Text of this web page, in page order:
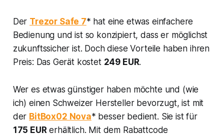
Der Trezor Safe 7* hat eine etwas einfachere
Bedienung und ist so konzipiert, dass er möglichst
zukunftssicher ist. Doch diese Vorteile haben ihren
Preis: Das Gerät kostet 249 EUR.
Wer es etwas günstiger haben möchte und (wie
ich) einen Schweizer Hersteller bevorzugt, ist mit
der BitBox02 Nova* besser bedient. Sie ist für
175 EURerhältlich. Mit dem Rabattcode